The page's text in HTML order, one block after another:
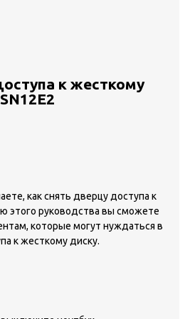
к жесткому
как снять дверцу доступа к
этого руководства вы сможете
которые могут нуждаться в
к жесткому диску.